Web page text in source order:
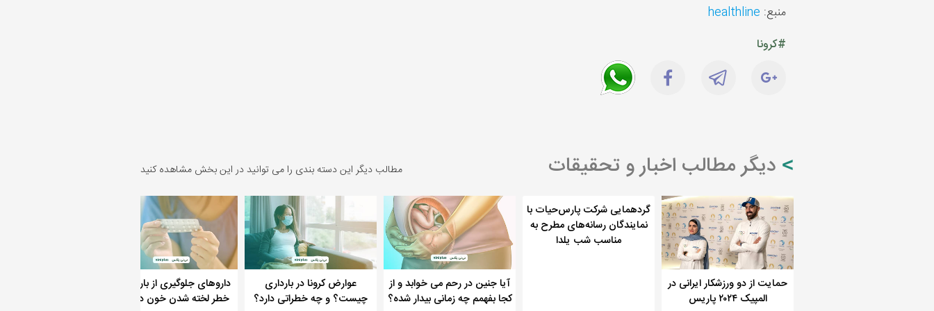
منبع: healthline
#کرونا
دیگر مطالب اخبار و تحقیقات مطالب دیگر این دسته بندی را می توانید در این بخش مشاهده کنید
حمایت از دو ورزشکار ایرانی در
المپیک ۲۰۲۴ پاریس
گردهمایی شرکت پارس‌حیات با
نمایندگان رسانه‌های مطرح به
مناسب شب یلدا
آیا جنین در رحم می خوابد و از
کجا بفهمم چه زمانی بیدار شده؟
عوارض کرونا در بارداری
چیست؟ و چه خطراتی دارد؟
داروهای جلوگیری از بارداری و
خطر لخته شدن خون در کرونا